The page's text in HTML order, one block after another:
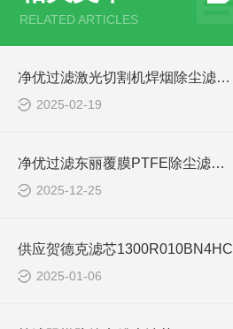
RELATED ARTICLES
净优过滤激光切割机焊烟除尘滤筒P190818简介
2025-02-19
净优过滤东丽覆膜PTFE除尘滤筒 规格齐全
2025-12-25
供应贺德克滤芯1300R010BN4HC
2025-01-06